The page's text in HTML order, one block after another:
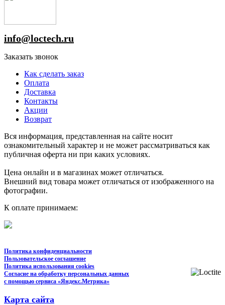
info@loctech.ru
Заказать звонок
Как сделать заказ
Оплата
Доставка
Контакты
Акции
Возврат
Вся информация, представленная на сайте носит
ознакомительный характер и не может рассматриваться как
публичная оферта ни при каких условиях.
Цена онлайн и в магазинах может отличаться.
Внешний вид товара может отличаться от изображенного на
фотографии.
К оплате принимаем:
Политика конфиденциальности
Пользовательское соглашение
Политика использования cookies
Согласие на обработку персональных данных
с помощью сервиса «Яндекс.Метрика»
Карта сайта